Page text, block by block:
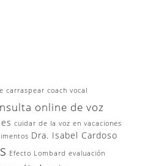
carraspear coach vocal
online de voz
cuidar de la voz en vacaciones
Dra. Isabel Cardoso
Efecto Lombard evaluación